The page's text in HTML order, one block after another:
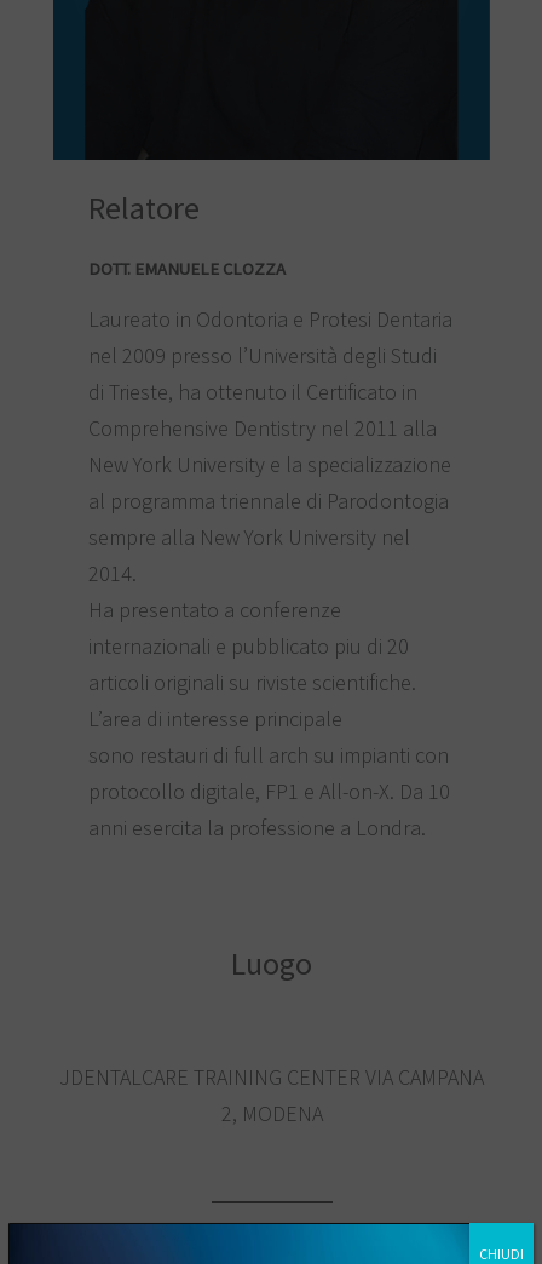
Relatore
DOTT. EMANUELE CLOZZA
Laureato in Odontoria e Protesi Dentaria
nel 2009 presso l’Università degli Studi
di Trieste, ha ottenuto il Certificato in
Comprehensive Dentistry nel 2011 alla
New York University e la specializzazione
al programma triennale di Parodontogia
sempre alla New York University nel
2014.
Ha presentato a conferenze
internazionali e pubblicato piu di 20
articoli originali su riviste scientifiche.
L’area di interesse principale
sono restauri di full arch su impianti con
protocollo digitale, FP1 e All-on-X. Da 10
anni esercita la professione a Londra.
Luogo
JDENTALCARE TRAINING CENTER VIA CAMPANA
2, MODENA
CHIUDI